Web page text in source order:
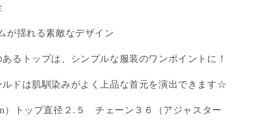
が揺れる素敵なデザイン
るトップは、シンプルな服装のワンポイントに！
ルドは肌馴染みがよく上品な首元を演出できます☆
トップ直径２.５ チェーン３６（アジャスター